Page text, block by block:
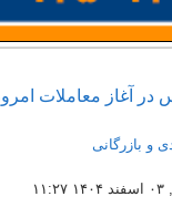
معاملات امروز (۱۴۰۴/
و بازرگانی